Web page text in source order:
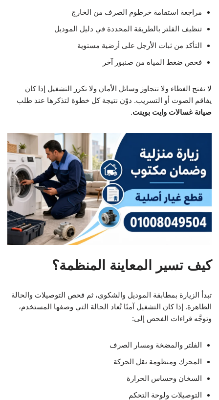
مراجعة استقامة خرطوم الصرف من الخارج
تنظيف الفلتر بالطريقة المحددة في دليل الموديل
التأكد من ثبات الأرجل على أرضية مستوية
فحص ضغط المياه من صنبور آخر
لا تفتح الغطاء ولا تتجاوز وسائل الأمان ولا تكرر التشغيل إذا كان
يفاقم الصوت أو التسريب. دوّن نتيجة كل خطوة لتذكرها عند طلب
صيانة غسالات وايت بوينت.
كيف تسير المعاينة المنظمة؟
تبدأ الزيارة بمطابقة الموديل والشكوى، ثم فحص التوصيلات والحالة
الظاهرة. إذا كان التشغيل آمنًا تُعاد الحالة التي وصفها المستخدم،
وتوجَّه قراءات الفحص إلى:
الفلتر والمضخة ومسار الصرف
المحرك ومنظومة نقل الحركة
السخان وحساس الحرارة
التوصيلات ولوحة التحكم